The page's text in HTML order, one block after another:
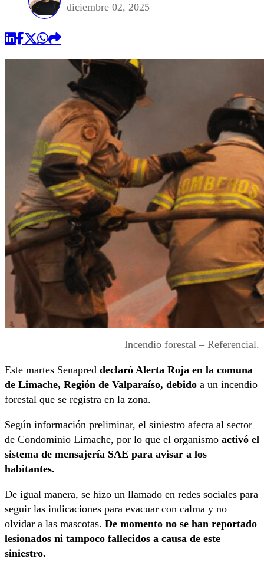
diciembre 02, 2025
Incendio forestal – Referencial.
Este martes Senapred declaró Alerta Roja en la comuna
de Limache, Región de Valparaíso, debido a un incendio
forestal que se registra en la zona.
Según información preliminar, el siniestro afecta al sector
de Condominio Limache, por lo que el organismo activó el
sistema de mensajería SAE para avisar a los
habitantes.
De igual manera, se hizo un llamado en redes sociales para
seguir las indicaciones para evacuar con calma y no
olvidar a las mascotas. De momento no se han reportado
lesionados ni tampoco fallecidos a causa de este
siniestro.